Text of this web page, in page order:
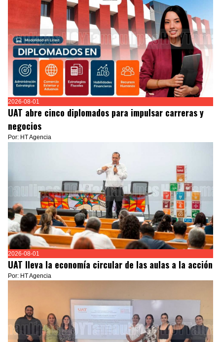
2026-08-01
UAT abre cinco diplomados para impulsar carreras y
negocios
Por: HT Agencia
2026-08-01
UAT lleva la economía circular de las aulas a la acción
Por: HT Agencia